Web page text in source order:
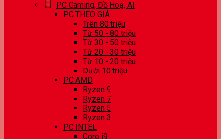
PC Gaming, Đồ Hoạ, AI
PC THEO GIÁ
Trên 80 triệu
Từ 50 - 80 triệu
Từ 30 - 50 triệu
Từ 20 - 30 triệu
Từ 10 - 20 triệu
Dưới 10 triệu
PC AMD
Ryzen 9
Ryzen 7
Ryzen 5
Ryzen 3
PC INTEL
Core i9